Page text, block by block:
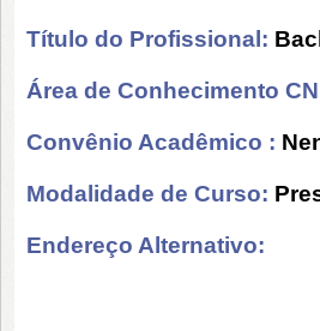
Título do Profissional:
Área de Conhecimento
Convênio Acadêmico :
Modalidade de Curso:
Endereço Alternativo: